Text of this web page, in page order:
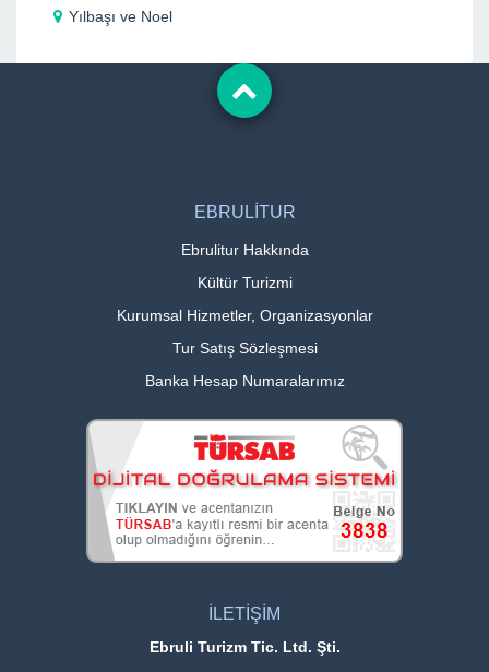
Yılbaşı ve Noel
EBRULİTUR
Ebrulitur Hakkında
Kültür Turizmi
Kurumsal Hizmetler, Organizasyonlar
Tur Satış Sözleşmesi
Banka Hesap Numaralarımız
İLETİŞİM
Ebruli Turizm Tic. Ltd. Şti.